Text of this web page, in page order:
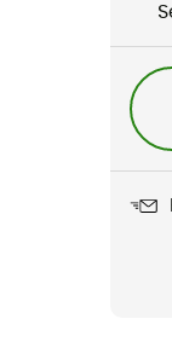
Helium Rain
Anvendt